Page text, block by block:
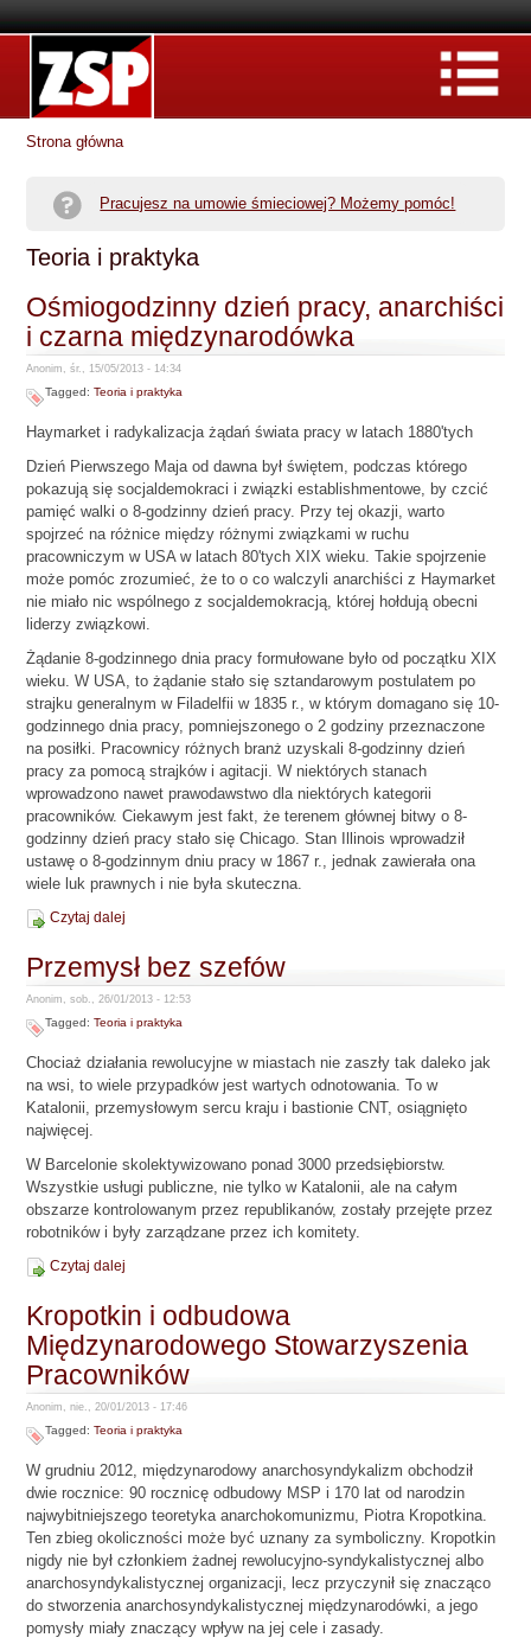
Strona główna
Pracujesz na umowie śmieciowej? Możemy pomóc!
Teoria i praktyka
Ośmiogodzinny dzień pracy, anarchiści
i czarna międzynarodówka
Anonim, śr., 15/05/2013 - 14:34
Tagged:Teoria i praktyka
Haymarket i radykalizacja żądań świata pracy w latach 1880'tych
Dzień Pierwszego Maja od dawna był świętem, podczas którego
pokazują się socjaldemokraci i związki establishmentowe, by czcić
pamięć walki o 8-godzinny dzień pracy. Przy tej okazji, warto
spojrzeć na różnice między różnymi związkami w ruchu
pracowniczym w USA w latach 80'tych XIX wieku. Takie spojrzenie
może pomóc zrozumieć, że to o co walczyli anarchiści z Haymarket
nie miało nic wspólnego z socjaldemokracją, której hołdują obecni
liderzy związkowi.
Żądanie 8-godzinnego dnia pracy formułowane było od początku XIX
wieku. W USA, to żądanie stało się sztandarowym postulatem po
strajku generalnym w Filadelfii w 1835 r., w którym domagano się 10-
godzinnego dnia pracy, pomniejszonego o 2 godziny przeznaczone
na posiłki. Pracownicy różnych branż uzyskali 8-godzinny dzień
pracy za pomocą strajków i agitacji. W niektórych stanach
wprowadzono nawet prawodawstwo dla niektórych kategorii
pracowników. Ciekawym jest fakt, że terenem głównej bitwy o 8-
godzinny dzień pracy stało się Chicago. Stan Illinois wprowadził
ustawę o 8-godzinnym dniu pracy w 1867 r., jednak zawierała ona
wiele luk prawnych i nie była skuteczna.
Czytaj dalej
Przemysł bez szefów
Anonim, sob., 26/01/2013 - 12:53
Tagged:Teoria i praktyka
Chociaż działania rewolucyjne w miastach nie zaszły tak daleko jak
na wsi, to wiele przypadków jest wartych odnotowania. To w
Katalonii, przemysłowym sercu kraju i bastionie CNT, osiągnięto
najwięcej.
W Barcelonie skolektywizowano ponad 3000 przedsiębiorstw.
Wszystkie usługi publiczne, nie tylko w Katalonii, ale na całym
obszarze kontrolowanym przez republikanów, zostały przejęte przez
robotników i były zarządzane przez ich komitety.
Czytaj dalej
Kropotkin i odbudowa
Międzynarodowego Stowarzyszenia
Pracowników
Anonim, nie., 20/01/2013 - 17:46
Tagged:Teoria i praktyka
W grudniu 2012, międzynarodowy anarchosyndykalizm obchodził
dwie rocznice: 90 rocznicę odbudowy MSP i 170 lat od narodzin
najwybitniejszego teoretyka anarchokomunizmu, Piotra Kropotkina.
Ten zbieg okoliczności może być uznany za symboliczny. Kropotkin
nigdy nie był członkiem żadnej rewolucyjno-syndykalistycznej albo
anarchosyndykalistycznej organizacji, lecz przyczynił się znacząco
do stworzenia anarchosyndykalistycznej międzynarodówki, a jego
pomysły miały znaczący wpływ na jej cele i zasady.